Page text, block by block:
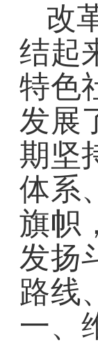
改
结起
特色
发展
期坚
体系
旗帜
发扬
路线
一、